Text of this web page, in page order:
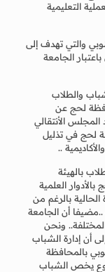
التعليمية
والتي تهدف إلى
الجامعة
والطلاب
لحج عن
المجلس الأنتقالي
لحج في تذليل
..
بالهيئة
العلمية
بالرغم من
..مضيفا أن الجامعة
ونحن
أن إدارة الشباب
بالمحافظة
يخص الشباب